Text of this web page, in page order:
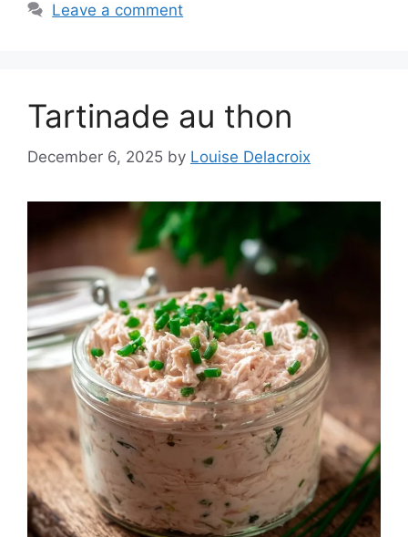
Leave a comment
Tartinade au thon
December 6, 2025 by Louise Delacroix